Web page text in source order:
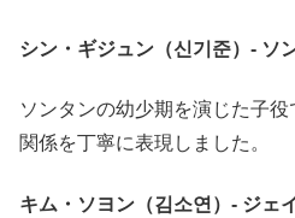
シン・ギジュン（신기준）- ソ
ソンタンの幼少期を演じた子
関係を丁寧に表現しました。
キム・ソヨン（김소연）- ジェ